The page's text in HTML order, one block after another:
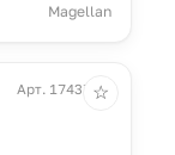
Magellan
Арт. 17437.30
☆